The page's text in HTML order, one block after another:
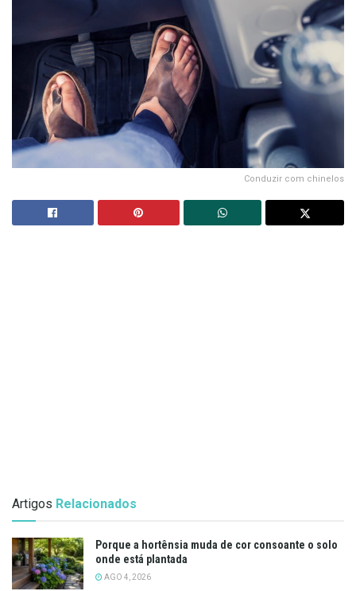
Conduzir com chinelos
Artigos Relacionados
Porque a hortênsia muda de cor consoante o solo
onde está plantada
AGO 4, 2026